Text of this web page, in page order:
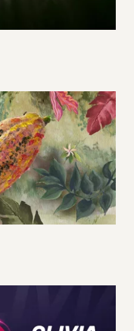
Bonnat fête
ans
Promotionnel